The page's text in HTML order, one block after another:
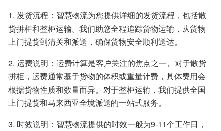
1. 发货流程：智慧物流为您提供详细的发货流程，包括散
货拼柜和整柜运输。我们助您全程追踪货物运输，从货物
上门提货到清关和派送，确保货物安全顺利送达。
2. 运费说明：运费计算是客户关注的焦点之一。对于散货
拼柜，运费通常基于货物的体积或重量计费，具体费用会
根据货物性质和数量而异。对于整柜运输，我们提供全国
上门提货和马来西亚全境派送的一站式服务。
3. 时效说明：智慧物流提供的时效一般为9-11个工作日，